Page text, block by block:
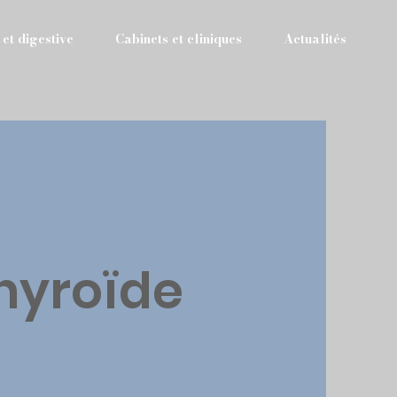
digestive Cabinets et cliniques Actualités